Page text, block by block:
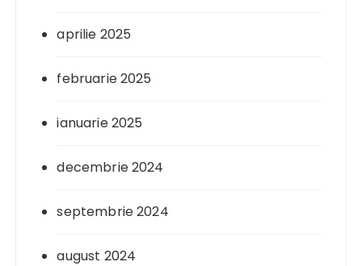
aprilie 2025
februarie 2025
ianuarie 2025
decembrie 2024
septembrie 2024
august 2024